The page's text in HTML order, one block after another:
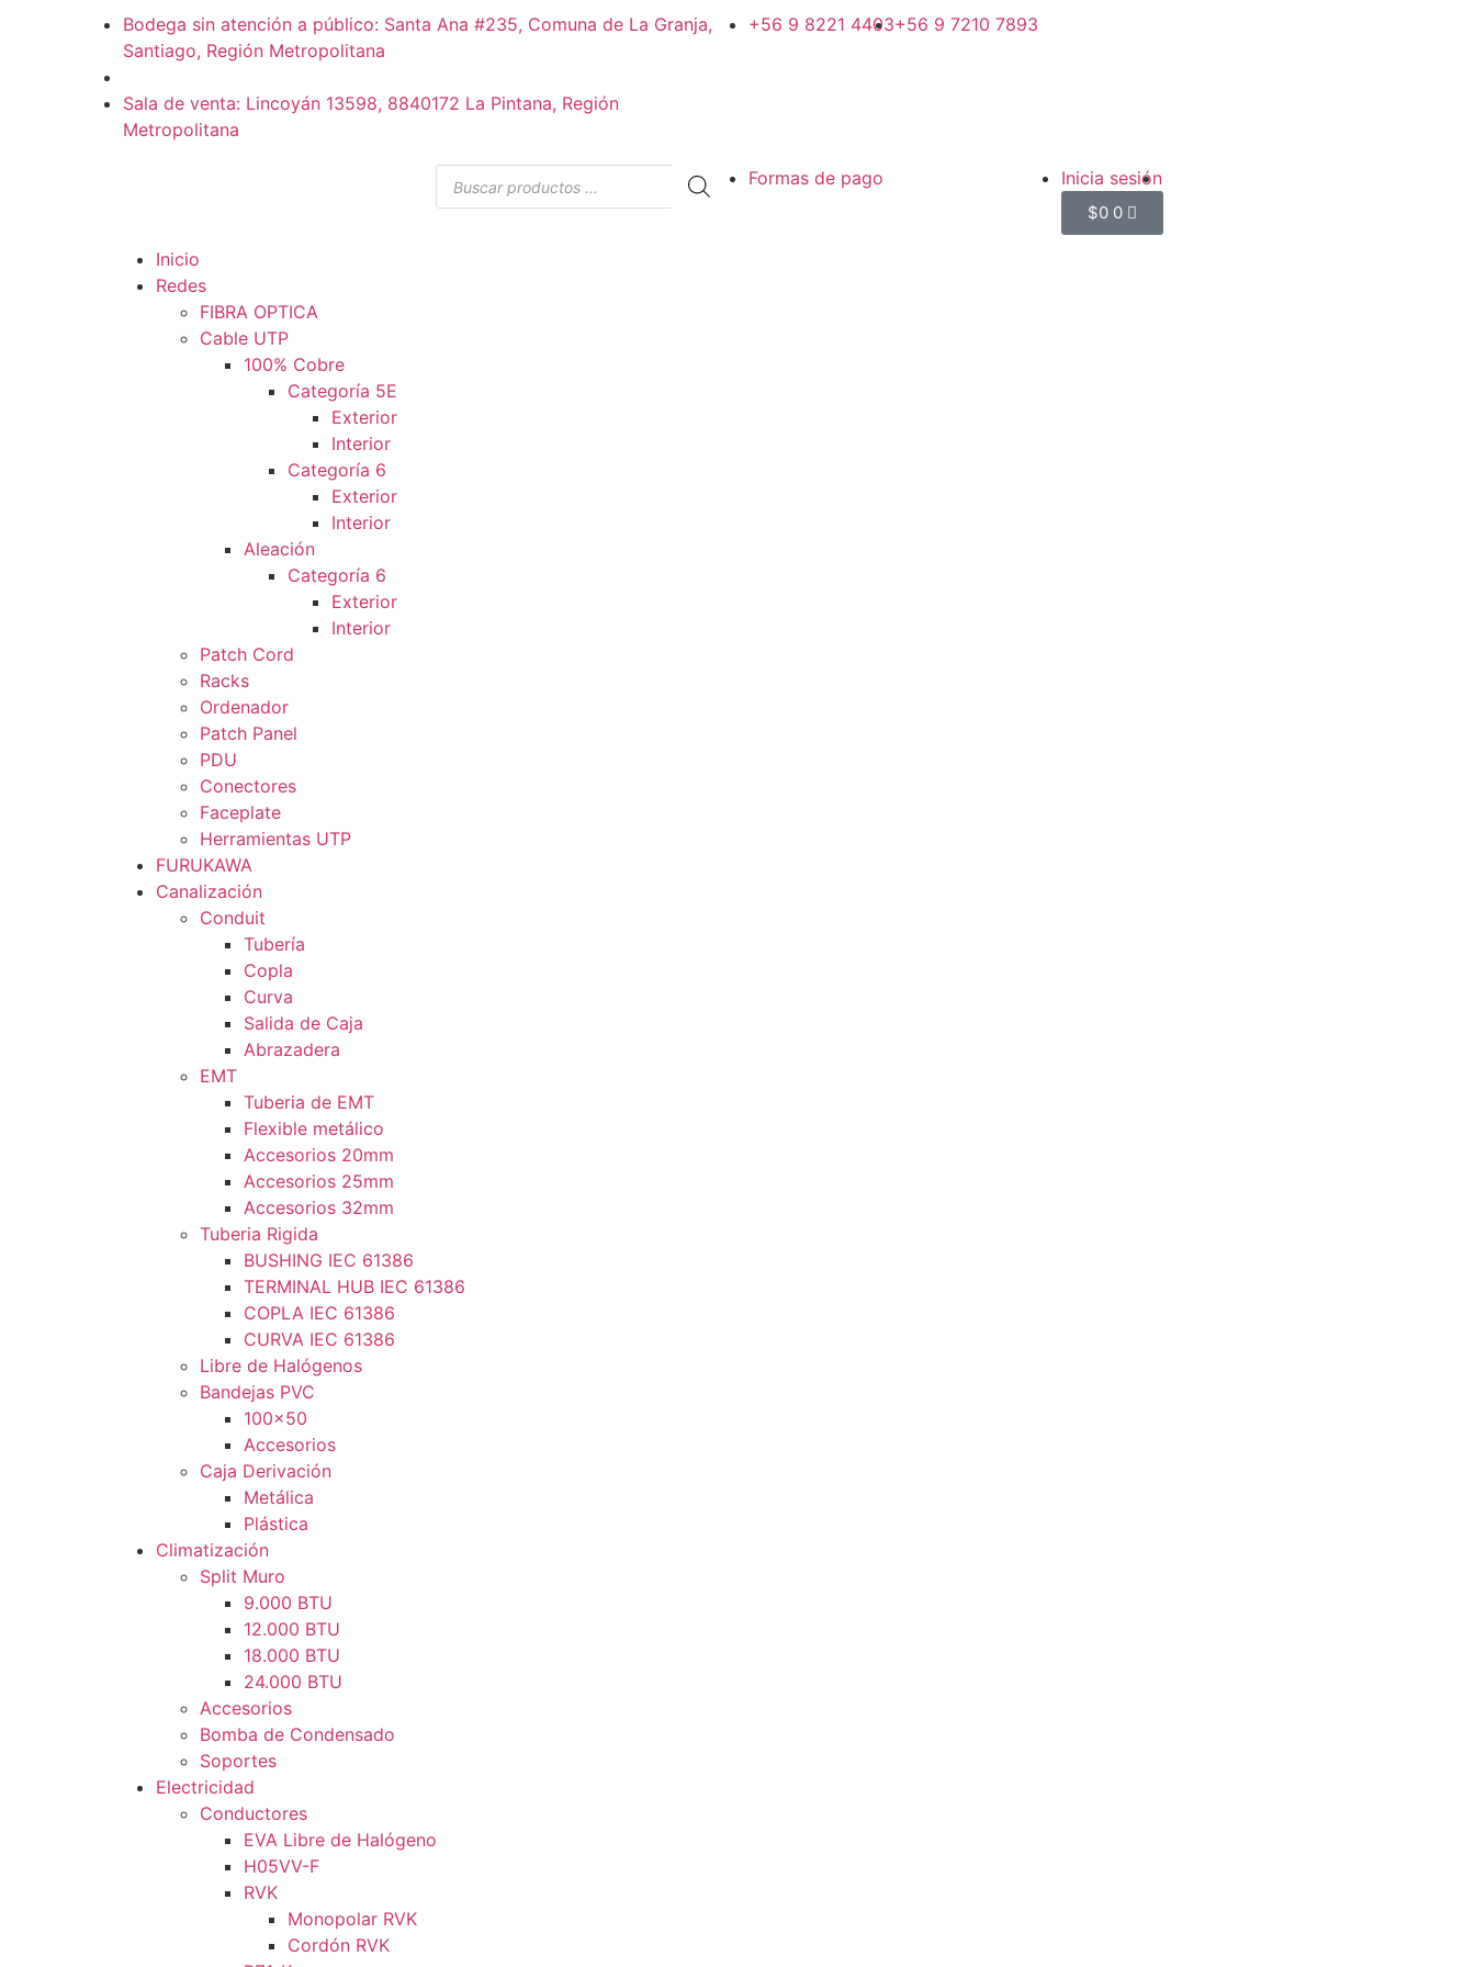
Bodega sin atención a público: Santa Ana #235, Comuna de La Granja,
Santiago, Región Metropolitana
Sala de venta: Lincoyán 13598, 8840172 La Pintana, Región
Metropolitana
+56 9 8221 4403+56 9 7210 7893
Formas de pago Inicia sesión
$0 0
Inicio
Redes
FIBRA OPTICA
Cable UTP
100% Cobre
Categoría 5E
Exterior
Interior
Categoría 6
Exterior
Interior
Aleación
Categoría 6
Exterior
Interior
Patch Cord
Racks
Ordenador
Patch Panel
PDU
Conectores
Faceplate
Herramientas UTP
FURUKAWA
Canalización
Conduit
Tubería
Copla
Curva
Salida de Caja
Abrazadera
EMT
Tuberia de EMT
Flexible metálico
Accesorios 20mm
Accesorios 25mm
Accesorios 32mm
Tuberia Rigida
BUSHING IEC 61386
TERMINAL HUB IEC 61386
COPLA IEC 61386
CURVA IEC 61386
Libre de Halógenos
Bandejas PVC
100×50
Accesorios
Caja Derivación
Metálica
Plástica
Climatización
Split Muro
9.000 BTU
12.000 BTU
18.000 BTU
24.000 BTU
Accesorios
Bomba de Condensado
Soportes
Electricidad
Conductores
EVA Libre de Halógeno
H05VV-F
RVK
Monopolar RVK
Cordón RVK